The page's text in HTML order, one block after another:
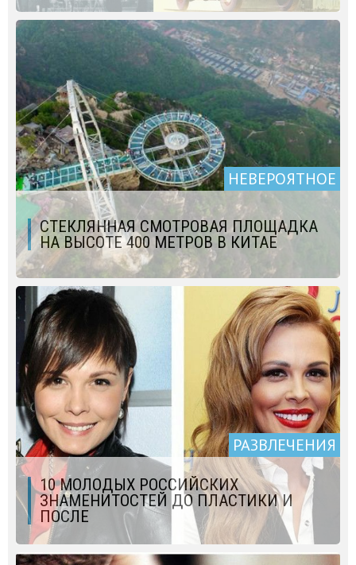
НЕВЕРОЯТНОЕ
СТЕКЛЯННАЯ СМОТРОВАЯ ПЛОЩАДКА
НА ВЫСОТЕ 400 МЕТРОВ В КИТАЕ
РАЗВЛЕЧЕНИЯ
10 МОЛОДЫХ РОССИЙСКИХ
ЗНАМЕНИТОСТЕЙ ДО ПЛАСТИКИ И
ПОСЛЕ